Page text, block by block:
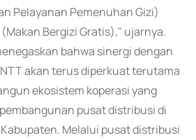
Pelayanan Pemenuhan Gizi)
Bergizi Gratis)," ujarnya.
bahwa sinergi dengan
akan terus diperkuat terutama
ekosistem koperasi yang
pusat distribusi di
Melalui pusat distribusi